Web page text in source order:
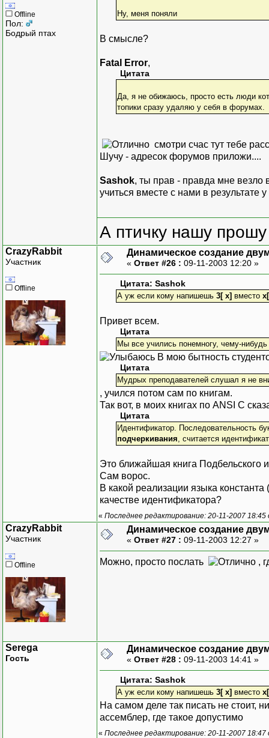
Offline
Пол:
Бодрый птах
Ну, меня поняли
В смысле?
Fatal Error,
Цитата
Да, я не обижаюсь, просто есть люди
топики сразу удаляю у себя в форумах.
смотри счас тут тебе
Шучу - адресок форумов приложи....
Sashok, ты прав - правда мне везло
учиться вместе с нами в результате
А птичку нашу
CrazyRabbit
Участник
Offline
Динамическое создание
« Ответ #26 : 09-11-2003 12:20 »
Цитата: Sashok
А уж если кому напишешь 3[ x]вместо
Привет всем.
Цитата
Мы все учились понемногу, чему-нибудь
В мою бытность
Цитата
Мудрых преподавателей слушал я не
, учился потом сам по книгам.
Так вот, в моих книгах по ANSI C
Цитата
Идентификатор. Последовательность
подчеркивания , считается
Это ближайшая книга Подбельского
Сам ворос.
В какой реализации языка
качестве идентификатора?
« Последнее редактирование: 20-11-2007 18:45
CrazyRabbit
Участник
Offline
Динамическое создание
« Ответ #27 : 09-11-2003 12:27 »
Можно, просто послать ,
Serega
Гость
Динамическое создание
« Ответ #28 : 09-11-2003 14:41 »
Цитата: Sashok
А уж если кому напишешь 3[ x]вместо
На самом деле так писать не стоит,
ассемблер, где такое допустимо
« Последнее редактирование: 20-11-2007 18:47